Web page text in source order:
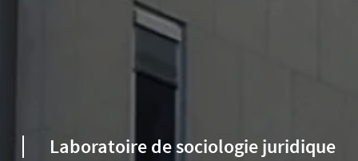
Laboratoire de sociologie juridique